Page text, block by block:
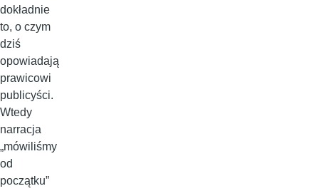
dokładnie
to, o czym
dziś
opowiadają
prawicowi
publicyści.
Wtedy
narracja
„mówiliśmy
od
początku”